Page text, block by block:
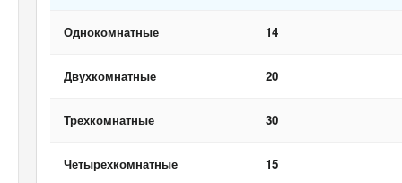
Однокомнатные 14
Двухкомнатные 20
Трехкомнатные 30
Четырехкомнатные 15